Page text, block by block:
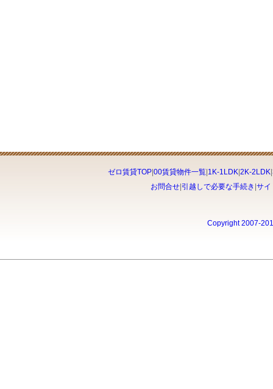
ゼロ賃貸TOP| 00賃貸物件一覧| 1K-1LDK| 2K-2LDK|
お問合せ 引越しで必要な手続き サイ
Copyright 2007-